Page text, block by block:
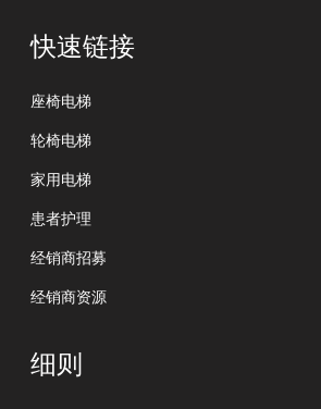
快速链接
座椅电梯
轮椅电梯
家用电梯
患者护理
经销商招募
经销商资源
细则